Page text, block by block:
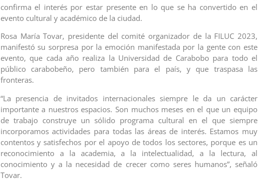
confirma el interés por estar presente en lo que se ha convertido en el
evento cultural y académico de la ciudad.
Rosa María Tovar, presidente del comité organizador de la FILUC 2023,
manifestó su sorpresa por la emoción manifestada por la gente con este
evento, que cada año realiza la Universidad de Carabobo para todo el
público carabobeño, pero también para el país, y que traspasa las
fronteras.
“La presencia de invitados internacionales siempre le da un carácter
importante a nuestros espacios. Son muchos meses en el que un equipo
de trabajo construye un sólido programa cultural en el que siempre
incorporamos actividades para todas las áreas de interés. Estamos muy
contentos y satisfechos por el apoyo de todos los sectores, porque es un
reconocimiento a la academia, a la intelectualidad, a la lectura, al
conocimiento y a la necesidad de crecer como seres humanos”, señaló
Tovar.